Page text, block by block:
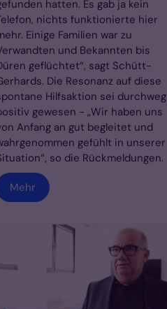
hatten. Es gab ja kein
nichts funktionierte hier
Einige Familien war zu
und Bekannten bis
geflüchtet“, sagt Schütt-
Die Resonanz auf diese
Hilfsaktion sei durchweg
gewesen - „Wir haben uns
Anfang an gut begleitet und
gefühlt in unserer
so die Rückmeldungen.
Mehr